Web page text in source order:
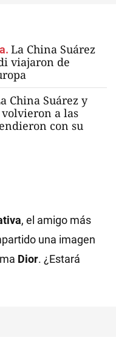
La China Suárez
viajaron de
China Suárez y
a las
con su
, el amigo más
una imagen
Dior. ¿Estará